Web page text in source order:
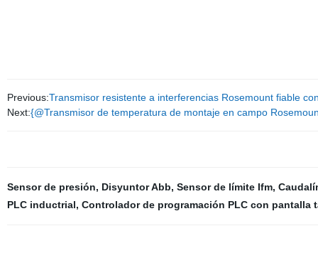
Previous:Transmisor resistente a interferencias Rosemount fiable
Next:{@Transmisor de temperatura de montaje en campo
Sensor de presión, Disyuntor Abb, Sensor de límite Ifm,
PLC inductrial, Controlador de programación PLC con pantalla